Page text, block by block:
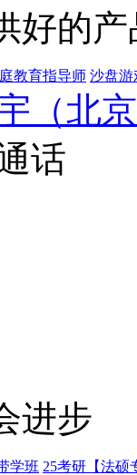
好的
教育指导师 沙盘游
（北
话
进步
学班 25考研【法硕